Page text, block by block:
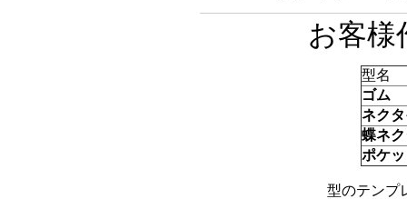
お客様
型名
ゴム
ネク
蝶ネ
ポケ
型のテンプ